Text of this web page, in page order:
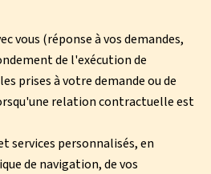
vous (réponse à vos demandes,
de l'exécution de
prises à votre demande ou de
relation contractuelle est
services personnalisés, en
de navigation, de vos